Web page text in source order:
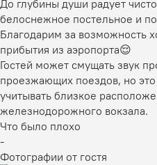
До глубины души радует
белоснежное постельное и
Благодарим за возможность
прибытия из аэропорта😌
Гостей может смущать звук
проезжающих поездов, но
учитывать близкое
железнодорожного вокзала.
Что было плохо
-
Фотографии от гостя